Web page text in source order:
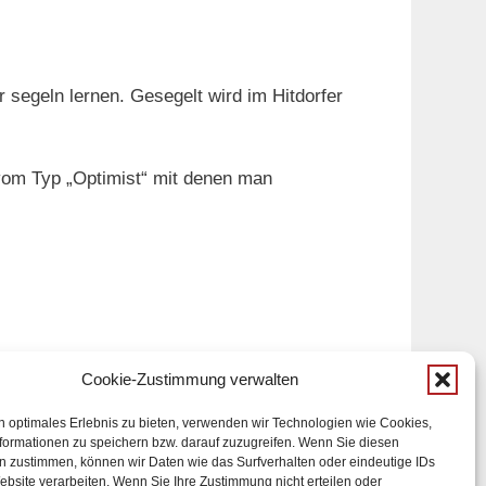
Cookie-Zustimmung verwalten
optimales Erlebnis zu bieten, verwenden wir Technologien wie Cookies,
zu speichern bzw. darauf zuzugreifen. Wenn Sie diesen
zustimmen, können wir Daten wie das Surfverhalten oder eindeutige IDs
verarbeiten. Wenn Sie Ihre Zustimmung nicht erteilen oder
segeln lernen. Gesegelt wird im Hitdorfer
Typ „Optimist“ mit denen man
Mail-Infodienst